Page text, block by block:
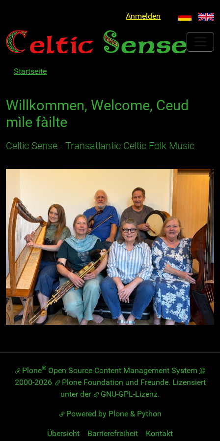
Anmelden
Startseite
Willkommen, Welcome, Ceud
mìle fàilte
Celtic Sense - Transatlantic Celtic Folk Music
Plone® Open Source Content Management System ©
2000-2026
Plone Foundation und Freunde. Lizensiert
unter der
GNU-GPL-Lizenz.
Powered by Plone & Python
Übersicht Barrierefreiheit Kontakt